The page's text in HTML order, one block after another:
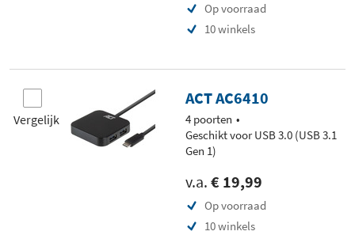
Op voorraad
10 winkels
Vergelijk
ACT AC6410
4 poorten
Geschikt voor USB 3.0 (USB 3.1
Gen 1)
v.a. € 19,99
Op voorraad
10 winkels